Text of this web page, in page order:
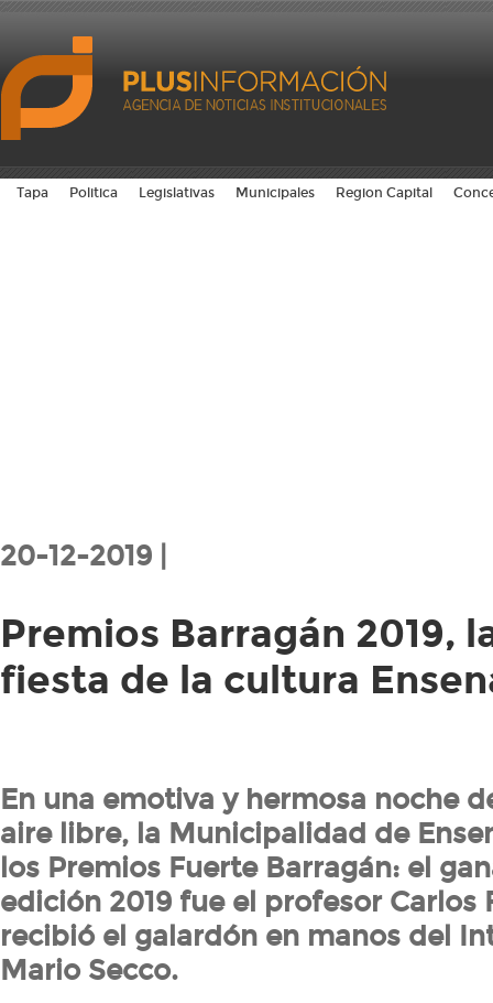
Tapa Politica Legislativas Municipales Region Capital
20-12-2019 |
Premios Barragán 2019,
fiesta de la cultura
En una emotiva y hermosa noche
aire libre, la Municipalidad de
los Premios Fuerte Barragán: el
edición 2019 fue el profesor Carlos
recibió el galardón en manos del
Mario Secco.